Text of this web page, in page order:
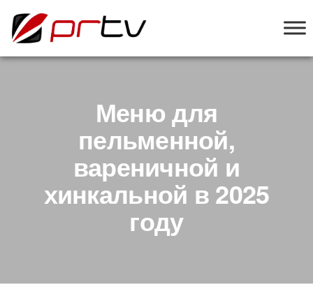
конструктор
Меню для
пельменной,
вареничной и
хинкальной в 2025
году